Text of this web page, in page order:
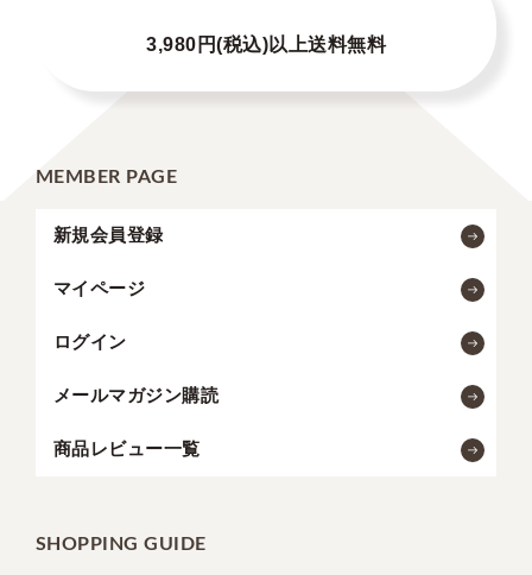
3,980円(税込)以上送料無料
MEMBER PAGE
新規会員登録
マイページ
ログイン
メールマガジン購読
商品レビュー一覧
SHOPPING GUIDE